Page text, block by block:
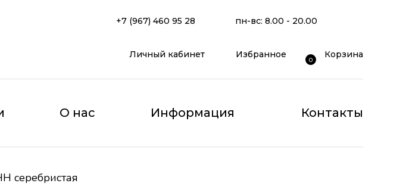
+7 (967) 460 95 28 пн-вс: 8.00 - 20.00
Личный кабинет Избранное
0
Корзина
О нас Информация Контакты
серебристая